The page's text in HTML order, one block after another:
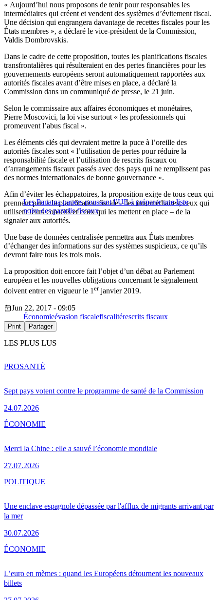
« Aujourd’hui nous proposons de tenir pour responsables les
intermédiaires qui créent et vendent des systèmes d’évitement fiscal.
Une décision qui engrangera davantage de recettes fiscales pour les
États membres », a déclaré le vice-président de la Commission,
Valdis Dombrovskis.
Dans le cadre de cette proposition, toutes les planifications fiscales
transfrontalières qui résulteraient en des pertes financières pour les
gouvernements européens seront automatiquement rapportées aux
autorités fiscales avant d’être mises en place, a déclaré la
Commission dans un communiqué de presse, le 21 juin.
Selon le commissaire aux affaires économiques et monétaires,
Pierre Moscovici, la loi vise surtout « les professionnels qui
promeuvent l’abus fiscal ».
Les éléments clés qui devraient mettre la puce à l’oreille des
autorités fiscales sont « l’utilisation de pertes pour réduire la
responsabilité fiscale et l’utilisation de rescrits fiscaux ou
d’arrangements fiscaux passés avec des pays qui ne remplissent pas
des normes internationales de bonne gouvernance ».
Les Panama papers poussent l’UE à préparer une liste
noire des paradis fiscaux
Afin d’éviter les échappatoires, la proposition exige de tous ceux qui
prennent part à la planification fiscale – les intermédiaires, ceux qui
utilisent leurs conseils et ceux qui les mettent en place – de la
signaler aux autorités.
Une base de données centralisée permettra aux États membres
d’échanger des informations sur des systèmes suspicieux, ce qu’ils
devront faire tous les trois mois.
La proposition doit encore fait l’objet d’un débat au Parlement
européen et les nouvelles obligations concernant le signalement
doivent entrer en vigueur le 1erjanvier 2019.
Jun 22, 2017 - 09:05
Économieévasion fiscalefiscalitérescrits fiscaux
Print Partager
LES PLUS LUS
Sept pays votent contre le programme de santé de la Commission
24.07.2026
PROSANTÉ
Merci la Chine : elle a sauvé l’économie mondiale
27.07.2026
ÉCONOMIE
Une enclave espagnole dépassée par l'afflux de migrants arrivant par
la mer
30.07.2026
POLITIQUE
L’euro en mèmes : quand les Européens détournent les nouveaux
billets
ÉCONOMIE